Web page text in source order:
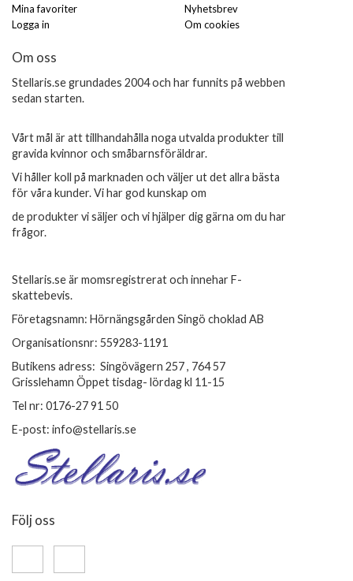
Mina favoriter
Logga in
Nyhetsbrev
Om cookies
Om oss
Stellaris.se grundades 2004 och har funnits på webben
sedan starten.
Vårt mål är att tillhandahålla noga utvalda produkter till
gravida kvinnor och småbarnsföräldrar.
Vi håller koll på marknaden och väljer ut det allra bästa
för våra kunder. Vi har god kunskap om
de produkter vi säljer och vi hjälper dig gärna om du har
frågor.
Stellaris.se är momsregistrerat och innehar F-
skattebevis.
Företagsnamn: Hörnängsgården Singö choklad AB
Organisationsnr: 559283-1191
Butikens adress: Singövägern 257 , 764 57
Grisslehamn Öppet tisdag- lördag kl 11-15
Tel nr: 0176-27 91 50
E-post: info@stellaris.se
Följ oss